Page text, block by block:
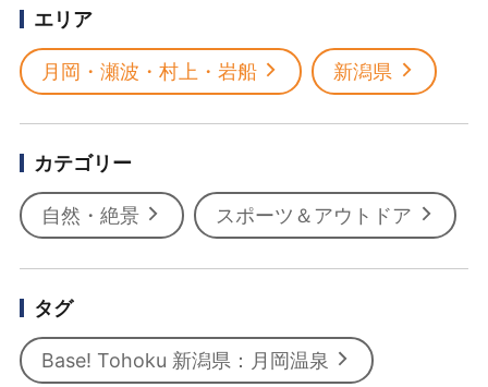
エリア
月岡・瀬波・村上・岩船 新潟県
カテゴリー
自然・絶景 スポーツ＆アウトドア
タグ
Base! Tohoku 新潟県：月岡温泉